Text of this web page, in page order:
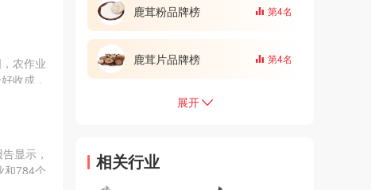
童中心
走进北
这里的
农作业
收成，
导致了
场人气
品牌信
显示，
和784个
鹿茸粉品牌榜 第4名
鹿茸片品牌榜 第4名
展开
相关行业